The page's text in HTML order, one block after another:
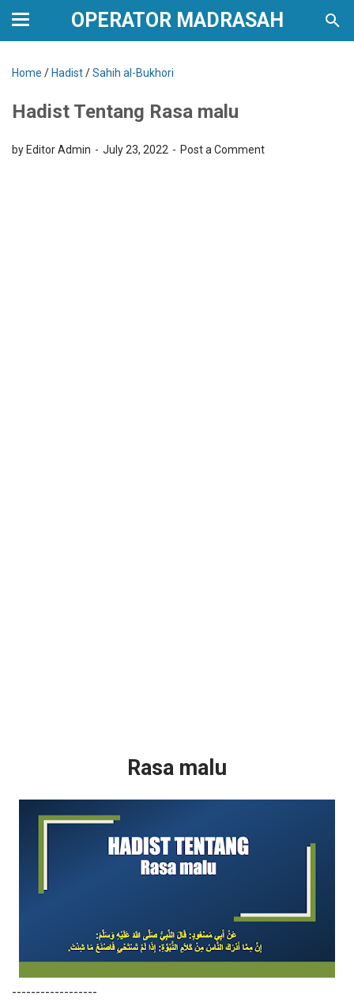
OPERATOR MADRASAH
Home / Hadist/Sahih al-Bukhori
Hadist Tentang Rasa malu
by Editor Admin July 23, 2022 Post a Comment
Rasa malu
------------------